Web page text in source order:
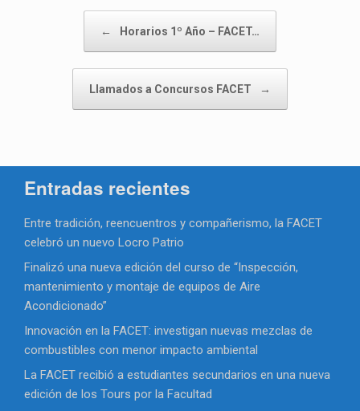
← Horarios 1º Año – FACET…
Llamados a Concursos FACET →
Entradas recientes
Entre tradición, reencuentros y compañerismo, la FACET
celebró un nuevo Locro Patrio
Finalizó una nueva edición del curso de “Inspección,
mantenimiento y montaje de equipos de Aire
Acondicionado”
Innovación en la FACET: investigan nuevas mezclas de
combustibles con menor impacto ambiental
La FACET recibió a estudiantes secundarios en una nueva
edición de los Tours por la Facultad